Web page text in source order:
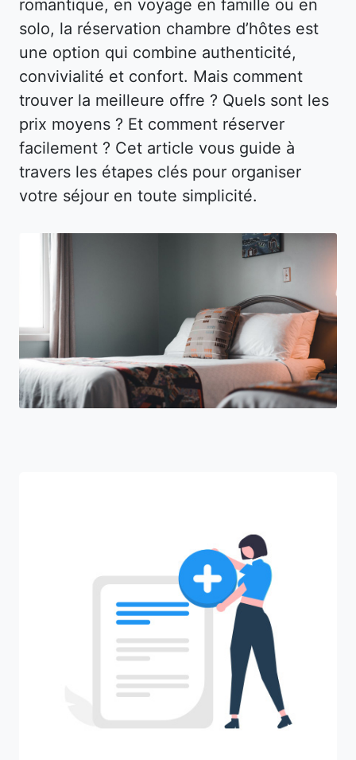
romantique, en voyage en famille ou en
solo, la réservation chambre d’hôtes est
une option qui combine authenticité,
convivialité et confort. Mais comment
trouver la meilleure offre ? Quels sont les
prix moyens ? Et comment réserver
facilement ? Cet article vous guide à
travers les étapes clés pour organiser
votre séjour en toute simplicité.